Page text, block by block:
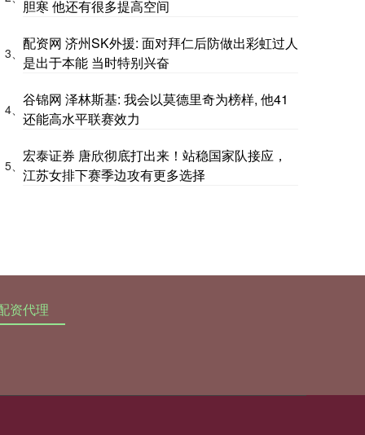
胆寒 他还有很多提高空间
3、
配资网 济州SK外援: 面对拜仁后防做出彩虹过人
是出于本能 当时特别兴奋
4、
谷锦网 泽林斯基: 我会以莫德里奇为榜样, 他41
还能高水平联赛效力
5、
宏泰证券 唐欣彻底打出来！站稳国家队接应，
江苏女排下赛季边攻有更多选择
资代理